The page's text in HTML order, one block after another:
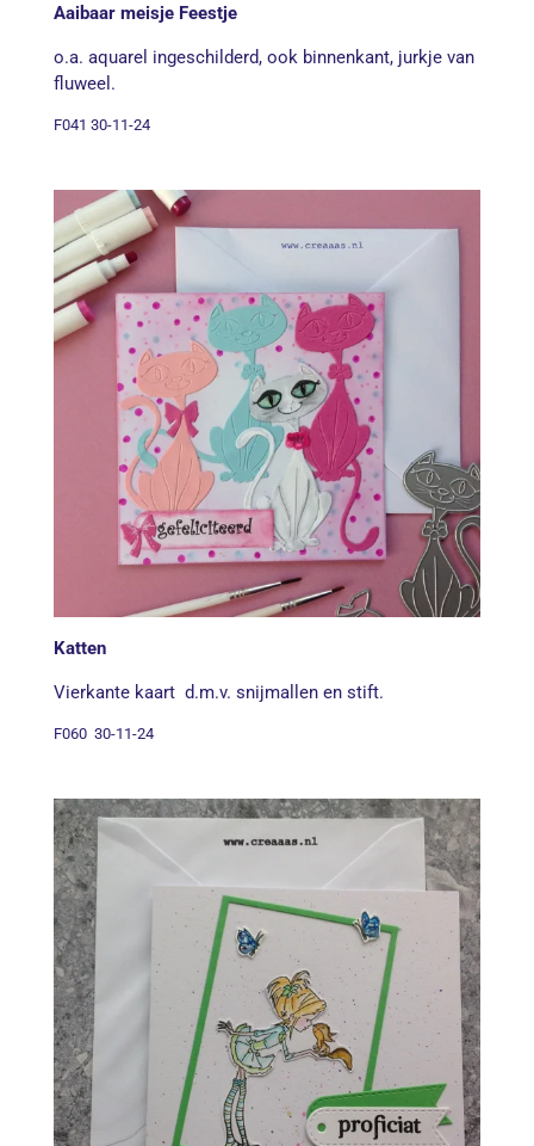
Aaibaar meisje Feestje
o.a. aquarel ingeschilderd, ook binnenkant, jurkje van
fluweel.
F041 30-11-24
Katten
Vierkante kaart d.m.v. snijmallen en stift.
F060 30-11-24